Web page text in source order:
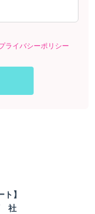
ライバシーポリシー
】
社